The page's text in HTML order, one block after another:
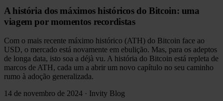
A história dos máximos históricos do Bitcoin: uma
viagem por momentos recordistas
Com o mais recente máximo histórico (ATH) do Bitcoin face ao
USD, o mercado está novamente em ebulição. Mas, para os adeptos
de longa data, isto soa a déjà vu. A história do Bitcoin está repleta de
marcos de ATH, cada um a abrir um novo capítulo no seu caminho
rumo à adoção generalizada.
14 de novembro de 2024 · Invity Blog